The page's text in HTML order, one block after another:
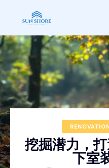
挖掘潜力，
下室